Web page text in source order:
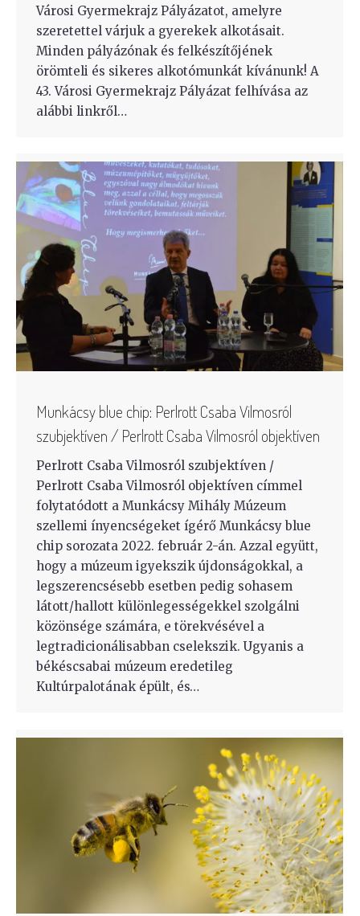
Városi Gyermekrajz Pályázatot, amelyre
szeretettel várjuk a gyerekek alkotásait.
Minden pályázónak és felkészítőjének
örömteli és sikeres alkotómunkát kívánunk! A
43. Városi Gyermekrajz Pályázat felhívása az
alábbi linkről…
Munkácsy blue chip: Perlrott Csaba Vilmosról
szubjektíven / Perlrott Csaba Vilmosról objektíven
Perlrott Csaba Vilmosról szubjektíven /
Perlrott Csaba Vilmosról objektíven címmel
folytatódott a Munkácsy Mihály Múzeum
szellemi ínyencségeket ígérő Munkácsy blue
chip sorozata 2022. február 2-án. Azzal együtt,
hogy a múzeum igyekszik újdonságokkal, a
legszerencsésebb esetben pedig sohasem
látott/hallott különlegességekkel szolgálni
közönsége számára, e törekvésével a
legtradicionálisabban cselekszik. Ugyanis a
békéscsabai múzeum eredetileg
Kultúrpalotának épült, és…